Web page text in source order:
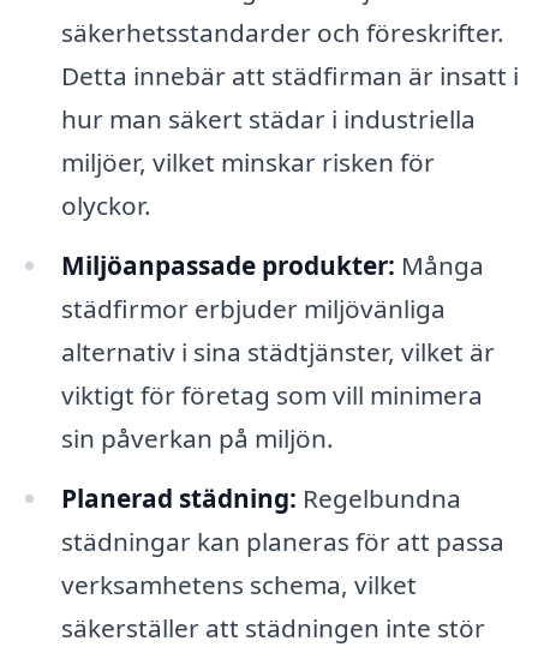
säkerhetsstandarder och föreskrifter.
Detta innebär att städfirman är insatt i
hur man säkert städar i industriella
miljöer, vilket minskar risken för
olyckor.
Miljöanpassade produkter: Många
städfirmor erbjuder miljövänliga
alternativ i sina städtjänster, vilket är
viktigt för företag som vill minimera
sin påverkan på miljön.
Planerad städning: Regelbundna
städningar kan planeras för att passa
verksamhetens schema, vilket
säkerställer att städningen inte stör